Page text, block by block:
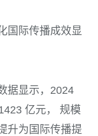
国际传播成效显
据显示，2024
亿元， 规模
升为国际传播提